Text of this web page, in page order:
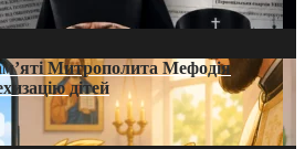
Митрополита Мефодія
дітей